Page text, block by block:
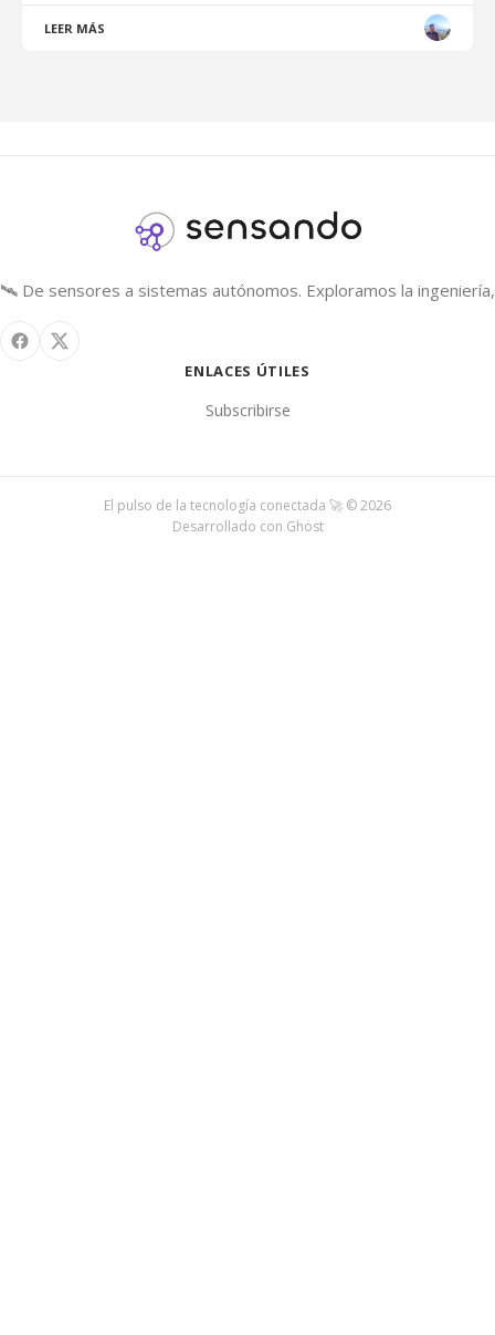
LEER MÁS
🛰️ De sensores a sistemas autónomos. Exploramos la
ENLACES ÚTILES
Subscribirse
El pulso de la tecnología conectada 🚀 © 2026
Desarrollado con Ghost